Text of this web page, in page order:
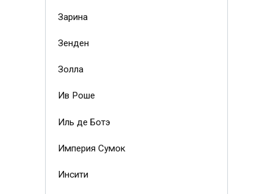
Зарина
Зенден
Золла
Ив Роше
Иль де Ботэ
Империя Сумок
Инсити